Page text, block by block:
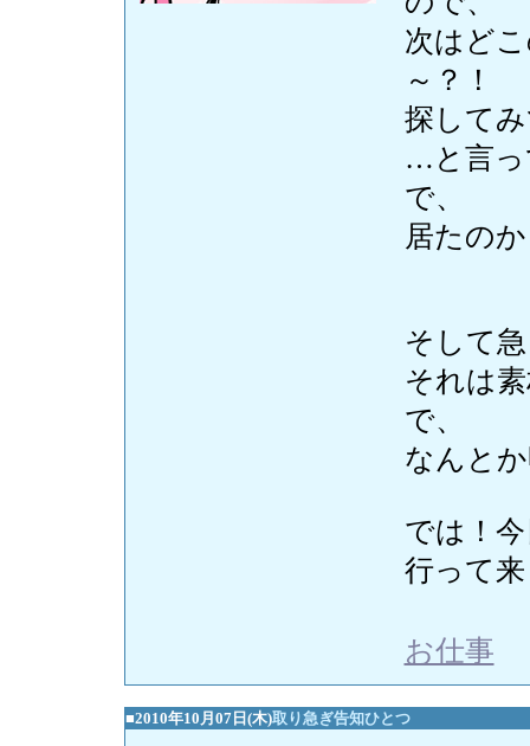
次はど
～？！
探して
…と言っ
で、
居たの
そして
それは
で、
なんと
では！
行って
お仕事
■2010年10月07日(木)取り急ぎ告知ひとつ